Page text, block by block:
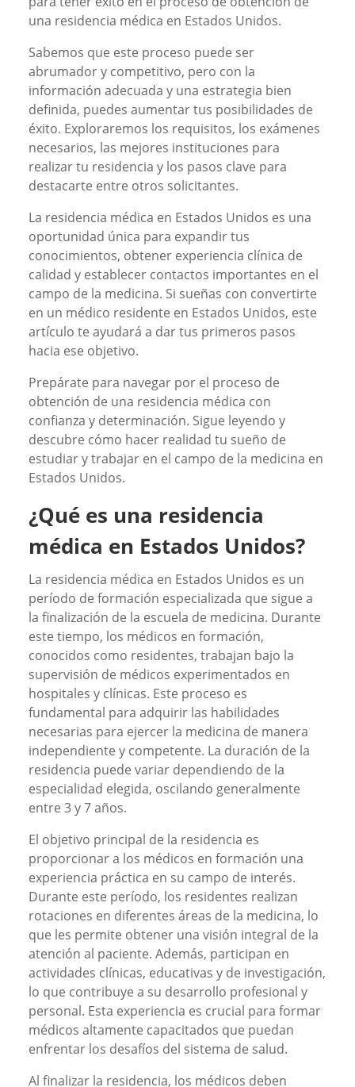
una residencia médica en Estados Unidos.
Sabemos que este proceso puede ser
abrumador y competitivo, pero con la
información adecuada y una estrategia bien
definida, puedes aumentar tus posibilidades de
éxito. Exploraremos los requisitos, los exámenes
necesarios, las mejores instituciones para
realizar tu residencia y los pasos clave para
destacarte entre otros solicitantes.
La residencia médica en Estados Unidos es una
oportunidad única para expandir tus
conocimientos, obtener experiencia clínica de
calidad y establecer contactos importantes en el
campo de la medicina. Si sueñas con convertirte
en un médico residente en Estados Unidos, este
artículo te ayudará a dar tus primeros pasos
hacia ese objetivo.
Prepárate para navegar por el proceso de
obtención de una residencia médica con
confianza y determinación. Sigue leyendo y
descubre cómo hacer realidad tu sueño de
estudiar y trabajar en el campo de la medicina en
Estados Unidos.
¿Qué es una residencia
médica en Estados Unidos?
La residencia médica en Estados Unidos es un
período de formación especializada que sigue a
la finalización de la escuela de medicina. Durante
este tiempo, los médicos en formación,
conocidos como residentes, trabajan bajo la
supervisión de médicos experimentados en
hospitales y clínicas. Este proceso es
fundamental para adquirir las habilidades
necesarias para ejercer la medicina de manera
independiente y competente. La duración de la
residencia puede variar dependiendo de la
especialidad elegida, oscilando generalmente
entre 3 y 7 años.
El objetivo principal de la residencia es
proporcionar a los médicos en formación una
experiencia práctica en su campo de interés.
Durante este período, los residentes realizan
rotaciones en diferentes áreas de la medicina, lo
que les permite obtener una visión integral de la
atención al paciente. Además, participan en
actividades clínicas, educativas y de investigación,
lo que contribuye a su desarrollo profesional y
personal. Esta experiencia es crucial para formar
médicos altamente capacitados que puedan
enfrentar los desafíos del sistema de salud.
Al finalizar la residencia, los médicos deben